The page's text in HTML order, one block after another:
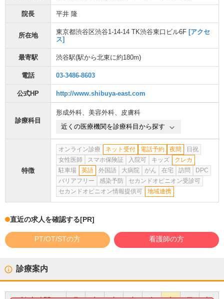
院長 平井 隆
所在地 東京都渋谷区渋谷1-14-14 TK渋谷東口ビル6F [アクセ
ス]
最寄駅 渋谷駅(駅から北東に約180m)
電話 03-3486-8603
公式HP http://www.shibuya-east.com
診療科目
形成外科、 美容外科、 皮膚科
近くの医療機関を診療科目から探す
特徴
オンライン診療 ネット受付 電話予約 夜間
日祝
女性医師
スマホ保険証 入院可 キッズ
クレカ
駐車場
英語 外国語 大病院 がん 在宅 訪問
DPC
バリアフリー
感染予防
セカンドオピニオン受診可
セカンドオピニオン情報提供可
地域連携
直近の求人を確認する[PR]
PT/OT/STの方 看護師の方
診療案内